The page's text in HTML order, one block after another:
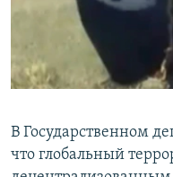
В Государственном
что глобальный